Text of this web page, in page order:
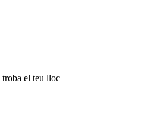
el teu lloc